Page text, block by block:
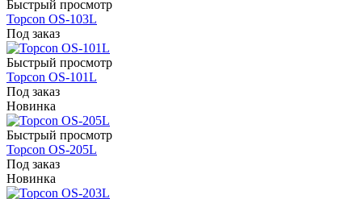
Быстрый просмотр
Topcon OS-103L
Под заказ
Быстрый просмотр
Topcon OS-101L
Под заказ
Новинка
Быстрый просмотр
Topcon OS-205L
Под заказ
Новинка